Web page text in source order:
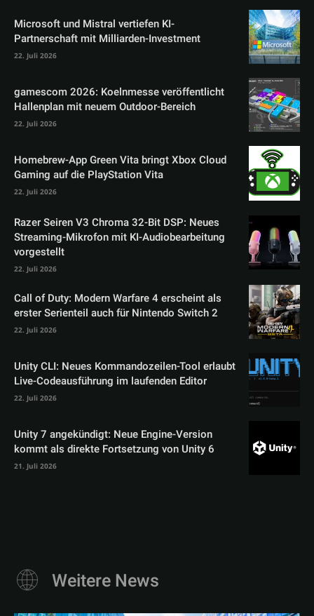
Microsoft und Mistral vertiefen KI-
Partnerschaft mit Milliarden-Investment
22. Juli 2026
gamescom 2026: Koelnmesse veröffentlicht
Hallenplan mit neuem Outdoor-Bereich
22. Juli 2026
Homebrew-App Green Vita bringt Xbox Cloud
Gaming auf die PlayStation Vita
22. Juli 2026
Razer Seiren V3 Chroma 32-Bit DSP: Neues
Streaming-Mikrofon mit KI-Audiobearbeitung
vorgestellt
22. Juli 2026
Call of Duty: Modern Warfare 4 erscheint als
erster Serienteil auch für Nintendo Switch 2
22. Juli 2026
Unity CLI: Neues Kommandozeilen-Tool erlaubt
Live-Codeausführung im laufenden Editor
22. Juli 2026
Unity 7 angekündigt: Neue Engine-Version
kommt als direkte Fortsetzung von Unity 6
21. Juli 2026
Weitere News